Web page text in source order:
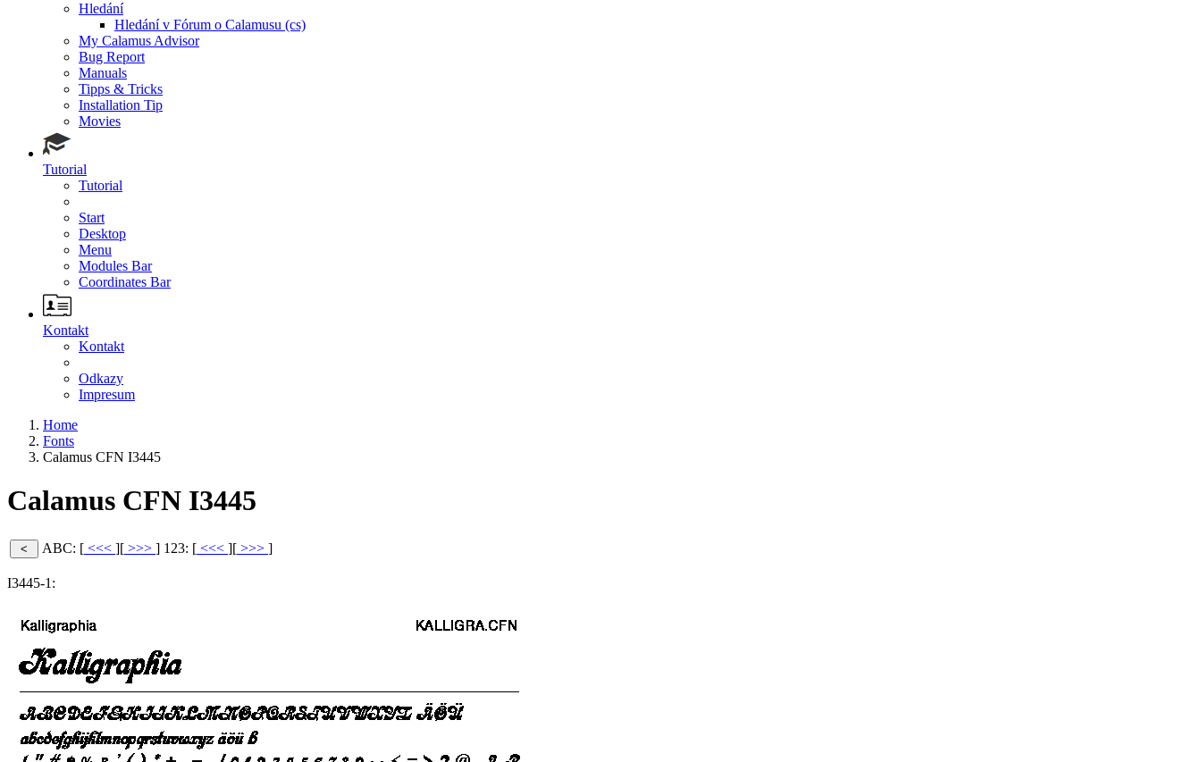
Hledání
Hledání v Fórum o Calamusu (cs)
My Calamus Advisor
Bug Report
Manuals
Tipps & Tricks
Installation Tip
Movies
Tutorial
Tutorial
Start
Desktop
Menu
Modules Bar
Coordinates Bar
Kontakt
Kontakt
Odkazy
Impresum
Home
Fonts
Calamus CFN I3445
Calamus CFN I3445
ABC: [ <<< ][ >>> ] 123: [ <<< ][ >>> ]
I3445-1: